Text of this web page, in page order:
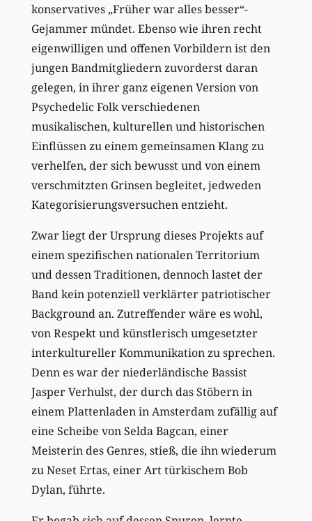
konservatives „Früher war alles besser“-
Gejammer mündet. Ebenso wie ihren recht
eigenwilligen und offenen Vorbildern ist den
jungen Bandmitgliedern zuvorderst daran
gelegen, in ihrer ganz eigenen Version von
Psychedelic Folk verschiedenen
musikalischen, kulturellen und historischen
Einflüssen zu einem gemeinsamen Klang zu
verhelfen, der sich bewusst und von einem
verschmitzten Grinsen begleitet, jedweden
Kategorisierungsversuchen entzieht.
Zwar liegt der Ursprung dieses Projekts auf
einem spezifischen nationalen Territorium
und dessen Traditionen, dennoch lastet der
Band kein potenziell verklärter patriotischer
Background an. Zutreffender wäre es wohl,
von Respekt und künstlerisch umgesetzter
interkultureller Kommunikation zu sprechen.
Denn es war der niederländische Bassist
Jasper Verhulst, der durch das Stöbern in
einem Plattenladen in Amsterdam zufällig auf
eine Scheibe von Selda Bagcan, einer
Meisterin des Genres, stieß, die ihn wiederum
zu Neset Ertas, einer Art türkischem Bob
Dylan, führte.